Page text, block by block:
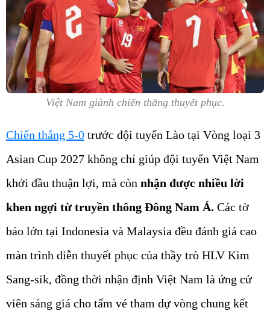
Việt Nam giành chiến thắng thuyết phục.
Chiến thắng 5-0 trước đội tuyển Lào tại Vòng loại 3
Asian Cup 2027 không chỉ giúp đội tuyển Việt Nam
khởi đầu thuận lợi, mà còn nhận được nhiều lời
khen ngợi từ truyền thông Đông Nam Á. Các tờ
báo lớn tại Indonesia và Malaysia đều đánh giá cao
màn trình diễn thuyết phục của thầy trò HLV Kim
Sang-sik, đồng thời nhận định Việt Nam là ứng cử
viên sáng giá cho tấm vé tham dự vòng chung kết